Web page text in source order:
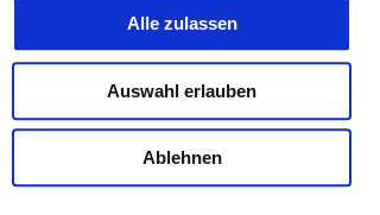
Alle zulassen
Auswahl erlauben
Ablehnen
und ohne Vorankündigung vorbehalten. Die
Sitzbankfarben vorbehalten. Abweichungen von
behält sich jederzeit das Recht technischer
und abgebildeten Modellvarianten,